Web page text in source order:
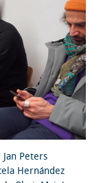
Peters
Hernández